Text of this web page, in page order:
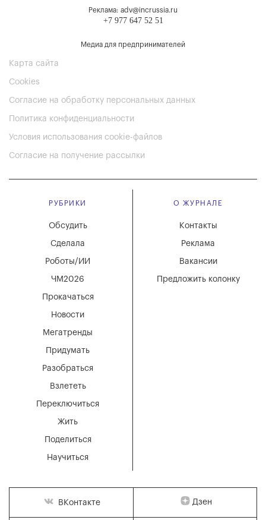
Реклама: adv@incrussia.ru
+7 977 647 52 51
Медиа для предпринимателей
Карта сайта
Cookies
Согласие на обработку персональных данных
Политика конфиденциальности
Условия использования cookie-файлов
Согласие на получение рассылки
РУБРИКИ
Мегатренды
Придумать
Разобраться
Взлететь
Новости
Переключиться
Жить
Поделиться
Научиться
Обсудить
Сделала
Роботы/ИИ
ЧМ2026
Прокачаться
О ЖУРНАЛЕ
Вакансии
Реклама
Контакты
Предложить колонку
ВКонтакте Дзен